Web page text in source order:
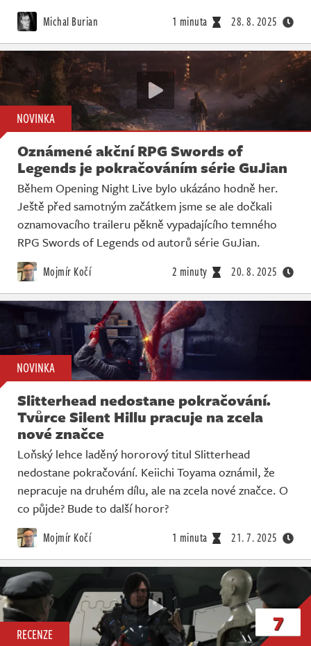
Michal Burian 1 minuta 28. 8. 2025
NOVINKA
Oznámené akční RPG Swords of
Legends je pokračováním série GuJian
Během Opening Night Live bylo ukázáno hodně her.
Ještě před samotným začátkem jsme se ale dočkali
oznamovacího traileru pěkně vypadajícího temného
RPG Swords of Legends od autorů série GuJian.
Mojmír Kočí 2 minuty 20. 8. 2025
NOVINKA
Slitterhead nedostane pokračování.
Tvůrce Silent Hillu pracuje na zcela
nové značce
Loňský lehce laděný hororový titul Slitterhead
nedostane pokračování. Keiichi Toyama oznámil, že
nepracuje na druhém dílu, ale na zcela nové značce. O
co půjde? Bude to další horor?
Mojmír Kočí 1 minuta 21. 7. 2025
RECENZE 7